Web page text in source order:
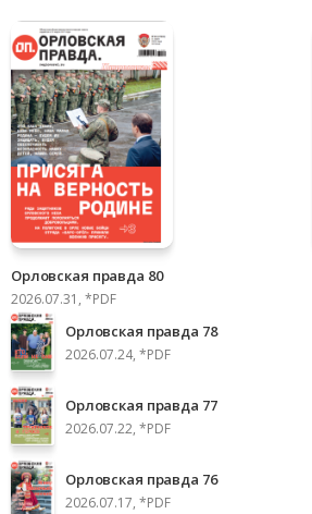
Орловская правда 80
2026.07.31, *PDF
Орловская правда 78
2026.07.24, *PDF
Орловская правда 77
2026.07.22, *PDF
Орловская правда 76
2026.07.17, *PDF